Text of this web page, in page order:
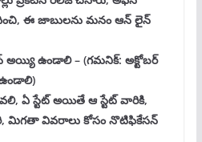
ఈ జాబులను మనం ఆన్ లైన్
అయ్యి ఉండాలి – (గమనిక్: అక్టోబర్
ఏ స్టేట్ అయితే ఆ స్టేట్ వారికి,
మిగతా వివరాలు కోసం నొటిఫికేసన్